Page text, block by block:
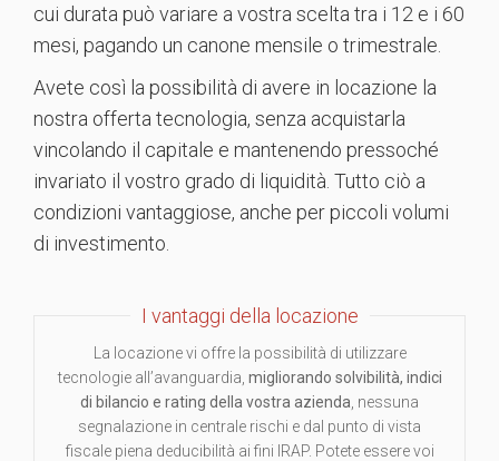
cui durata può variare a vostra scelta tra i 12 e i 60
mesi, pagando un canone mensile o trimestrale.
Avete così la possibilità di avere in locazione la
nostra offerta tecnologia, senza acquistarla
vincolando il capitale e mantenendo pressoché
invariato il vostro grado di liquidità. Tutto ciò a
condizioni vantaggiose, anche per piccoli volumi
di investimento.
I vantaggi della locazione
La locazione vi offre la possibilità di utilizzare
tecnologie all’avanguardia, migliorando solvibilità, indici
di bilancio e rating della vostra azienda , nessuna
segnalazione in centrale rischi e dal punto di vista
fiscale piena deducibilità ai fini IRAP. Potete essere voi